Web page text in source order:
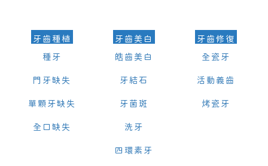
牙齒種植
種牙
門牙缺失
單顆牙缺失
全口缺失
牙齒美白
皓齒美白
牙結石
牙菌斑
洗牙
四環素牙
牙齒修復
全瓷牙
活動義齒
烤瓷牙